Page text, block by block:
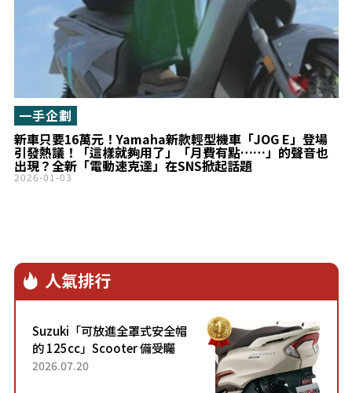
新車只要16萬元！Yamaha新款輕型機車「JOG E」登場
引發熱議！「這樣就夠用了」「月費有點……」的聲音也
出現？全新「電動速克達」在SNS掀起話題
一手企劃
2026-01-03
人氣排行
Suzuki「可放進全罩式安全帽
的 125cc」Scooter 備受矚
目！採用全新流線設計與各項
2026.07.20